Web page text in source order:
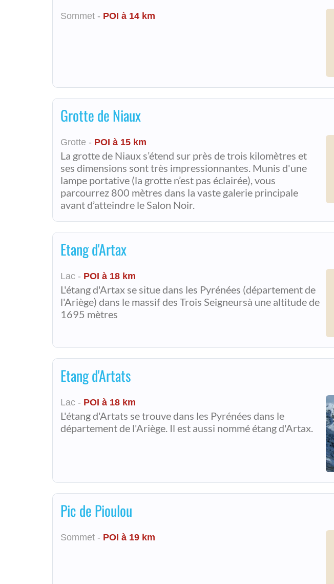
Sommet - POI à 14 km
Grotte de Niaux
Grotte - POI à 15 km
La grotte de Niaux s’étend sur près de trois kilomètres et
ses dimensions sont très impressionnantes. Munis d'une
lampe portative (la grotte n’est pas éclairée), vous
parcourrez 800 mètres dans la vaste galerie principale
avant d’atteindre le Salon Noir.
Etang d'Artax
Lac - POI à 18 km
L'étang d'Artax se situe dans les Pyrénées (département de
l'Ariège) dans le massif des Trois Seigneursà une altitude de
1695 mètres
Etang d'Artats
Lac - POI à 18 km
L'étang d'Artats se trouve dans les Pyrénées dans le
département de l'Ariège. Il est aussi nommé étang d'Artax.
Pic de Pioulou
Sommet - POI à 19 km